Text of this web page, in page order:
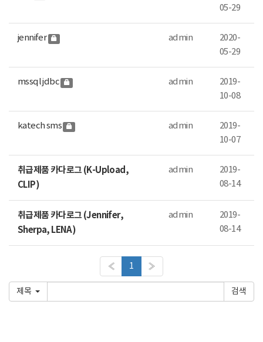
05-29
jennifer admin
2020-
05-29
mssql jdbc admin
2019-
10-08
katech sms admin
2019-
10-07
취급제품 카다로그 (K-Upload,
CLIP)
admin
2019-
08-14
취급제품 카다로그 (Jennifer,
Sherpa, LENA)
admin
2019-
08-14
« 1 »
제목